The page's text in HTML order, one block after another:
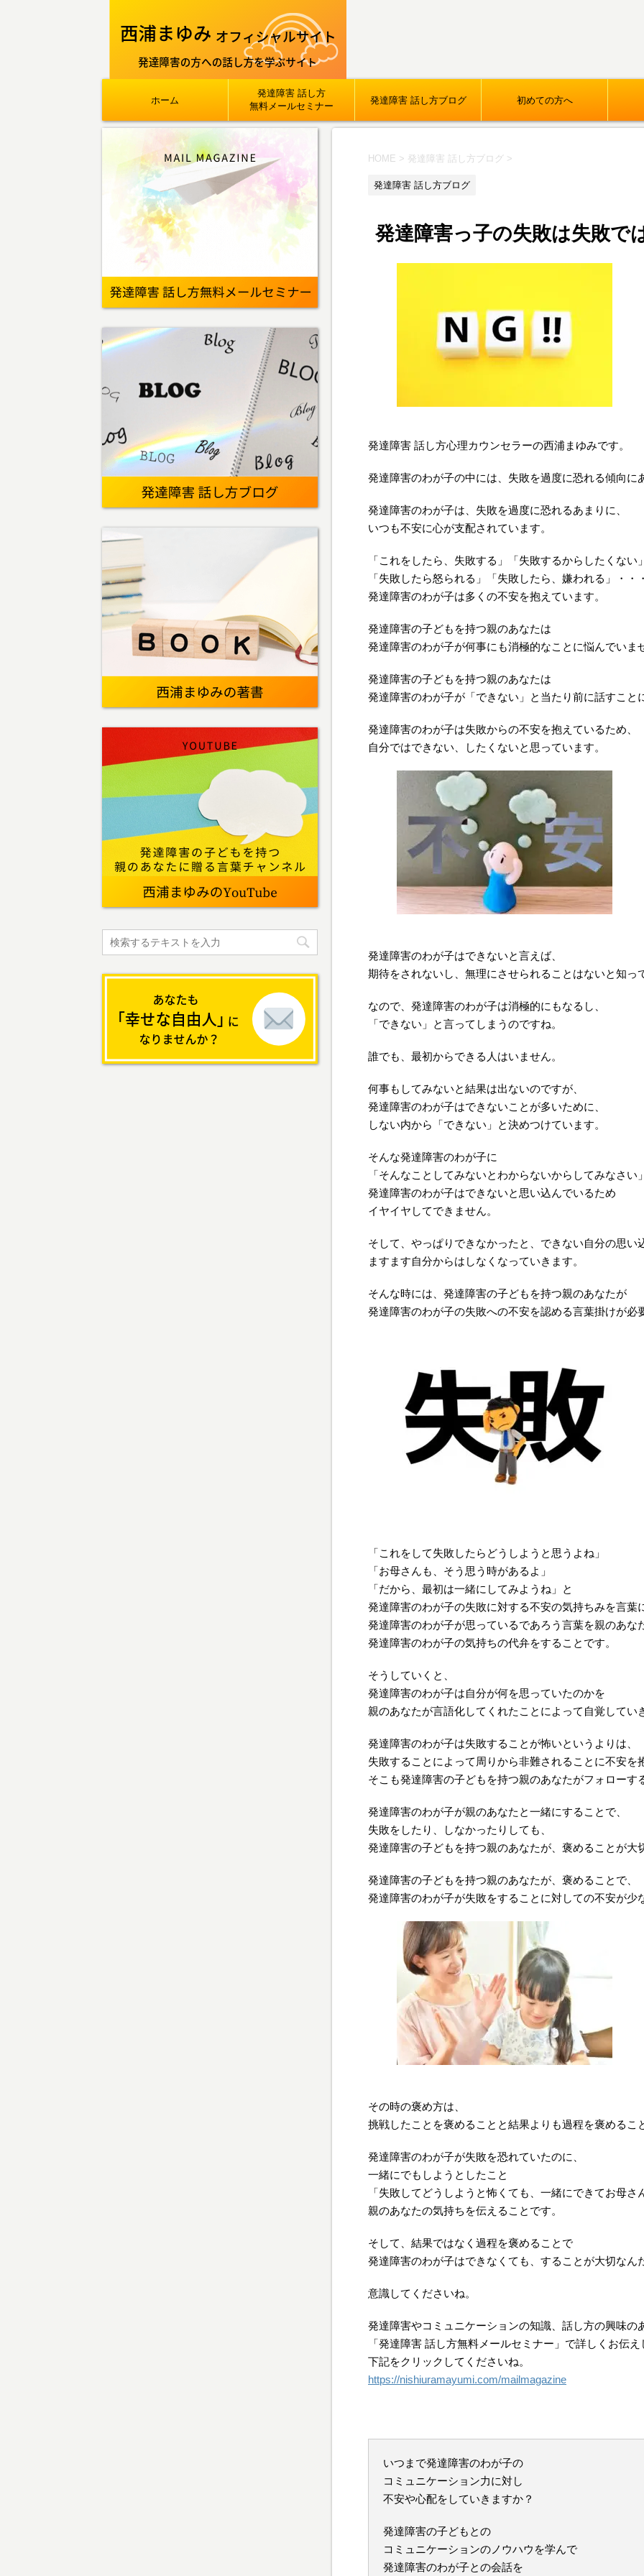
ホーム
発達障害 話し方
無料メールセミナー
発達障害 話し方ブログ 初めての方へ
HOME > 発達障害 話し方ブログ >
発達障害 話し方ブログ
発達障害っ子の失敗は失敗で
発達障害 話し方心理カウンセラーの西浦まゆみです。
発達障害のわが子の中には、失敗を過度に恐れる傾向に
発達障害のわが子は、失敗を過度に恐れるあまりに、
いつも不安に心が支配されています。
「これをしたら、失敗する」「失敗するからしたくない」
「失敗したら怒られる」「失敗したら、嫌われる」・・
発達障害のわが子は多くの不安を抱えています。
発達障害の子どもを持つ親のあなたは
発達障害のわが子が何事にも消極的なことに悩んでいま
発達障害の子どもを持つ親のあなたは
発達障害のわが子が「できない」と当たり前に話すこと
発達障害のわが子は失敗からの不安を抱えているため、
自分ではできない、したくないと思っています。
発達障害のわが子はできないと言えば、
期待をされないし、無理にさせられることはないと知っ
なので、発達障害のわが子は消極的にもなるし、
「できない」と言ってしまうのですね。
誰でも、最初からできる人はいません。
何事もしてみないと結果は出ないのですが、
発達障害のわが子はできないことが多いために、
しない内から「できない」と決めつけています。
そんな発達障害のわが子に
「そんなことしてみないとわからないからしてみなさい
発達障害のわが子はできないと思い込んでいるため
イヤイヤしてできません。
そして、やっぱりできなかったと、できない自分の思い
ますます自分からはしなくなっていきます。
そんな時には、発達障害の子どもを持つ親のあなたが
発達障害のわが子の失敗への不安を認める言葉掛けが必
「これをして失敗したらどうしようと思うよね」
「お母さんも、そう思う時があるよ」
「だから、最初は一緒にしてみようね」と
発達障害のわが子の失敗に対する不安の気持ちみを言葉
発達障害のわが子が思っているであろう言葉を親のあな
発達障害のわが子の気持ちの代弁をすることです。
そうしていくと、
発達障害のわが子は自分が何を思っていたのかを
親のあなたが言語化してくれたことによって自覚してい
発達障害のわが子は失敗することが怖いというよりは、
失敗することによって周りから非難されることに不安を
そこも発達障害の子どもを持つ親のあなたがフォローす
発達障害のわが子が親のあなたと一緒にすることで、
失敗をしたり、しなかったりしても、
発達障害の子どもを持つ親のあなたが、褒めることが大
発達障害の子どもを持つ親のあなたが、褒めることで、
発達障害のわが子が失敗をすることに対しての不安が少
その時の褒め方は、
挑戦したことを褒めることと結果よりも過程を褒めるこ
発達障害のわが子が失敗を恐れていたのに、
一緒にでもしようとしたこと
「失敗してどうしようと怖くても、一緒にできてお母
親のあなたの気持ちを伝えることです。
そして、結果ではなく過程を褒めることで
発達障害のわが子はできなくても、することが大切なん
意識してくださいね。
発達障害やコミュニケーションの知識、話し方の興味の
「発達障害 話し方無料メールセミナー」で詳しくお伝え
下記をクリックしてくださいね。
https://nishiuramayumi.com/mailmagazine
いつまで発達障害のわが子の
コミュニケーション力に対し
不安や心配をしていきますか？
発達障害の子どもとの
コミュニケーションのノウハウを学んで
発達障害のわが子との会話を